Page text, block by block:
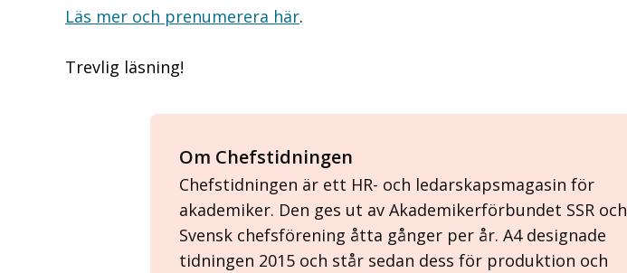
Läs mer och prenumerera här.
Trevlig läsning!
Om Chefstidningen
Chefstidningen är ett HR- och ledarskapsmagasin för
akademiker. Den ges ut av Akademikerförbundet SSR och
Svensk chefsförening åtta gånger per år. A4 designade
tidningen 2015 och står sedan dess för produktion och